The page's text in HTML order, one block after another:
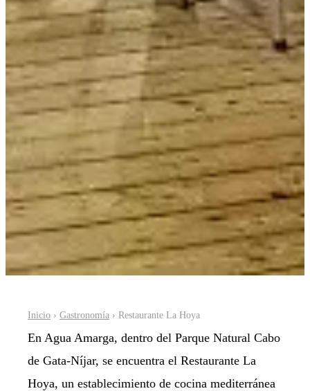
Inicio › Gastronomía › Restaurante La Hoya
En Agua Amarga, dentro del Parque Natural Cabo
de Gata-Níjar, se encuentra el Restaurante La
Hoya, un establecimiento de cocina mediterránea